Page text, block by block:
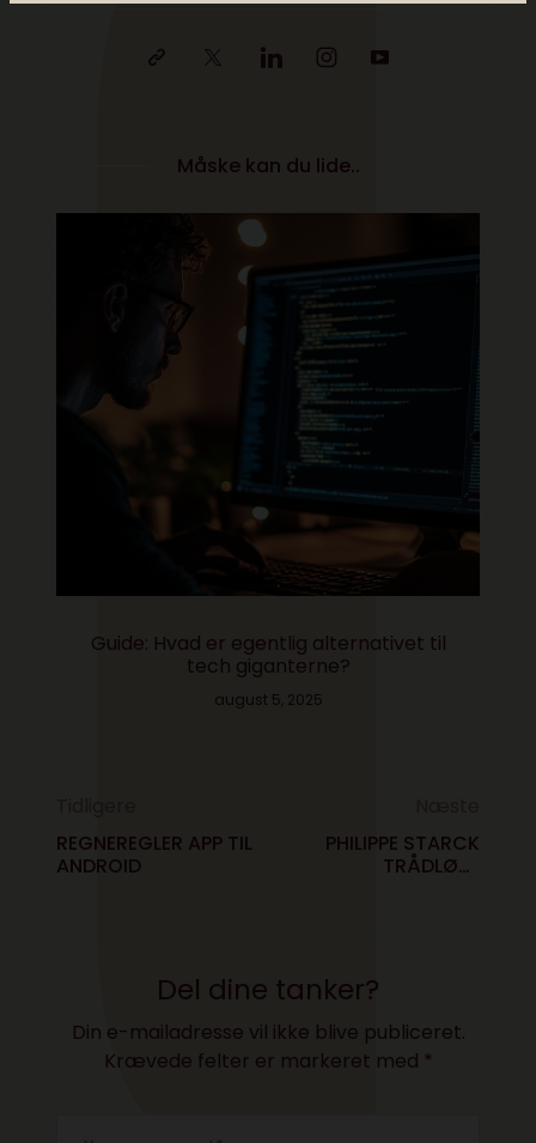
Måske kan du lide..
Guide: Hvad er egentlig alternativet til
tech giganterne?
august 5, 2025
REGNEREGLER APP TIL
ANDROID
PHILIPPE STARCK
TRÅDLØSE
Del dine tanker?
Din e-mailadresse vil ikke blive publiceret.
Krævede felter er markeret med *